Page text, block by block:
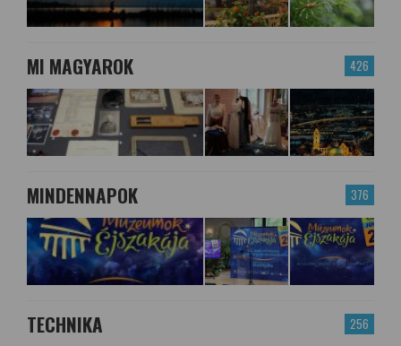
426
MI MAGYAROK
376
MINDENNAPOK
256
TECHNIKA